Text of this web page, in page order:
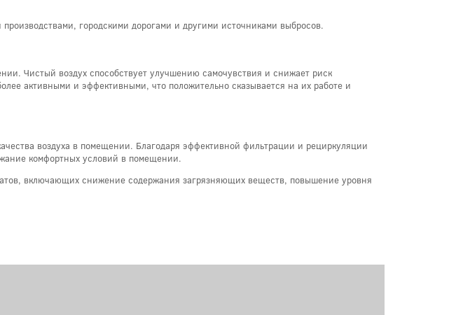
городскими дорогами и другими источниками выбросов.
Чистый воздух способствует улучшению самочувствия и снижает риск
активными и эффективными, что положительно сказывается на их работе и
воздуха в помещении. Благодаря эффективной фильтрации и рециркуляции
комфортных условий в помещении.
включающих снижение содержания загрязняющих веществ, повышение уровня